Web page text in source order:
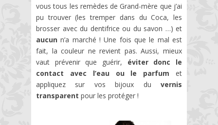
vous tous les remèdes de Grand-mère que j’ai
pu trouver (les tremper dans du Coca, les
brosser avec du dentifrice ou du savon …) et
aucun n’a marché ! Une fois que le mal est
fait, la couleur ne revient pas. Aussi, mieux
vaut prévenir que guérir, éviter donc le
contact avec l’eau ou le parfum et
appliquez sur vos bijoux du vernis
transparent pour les protéger !